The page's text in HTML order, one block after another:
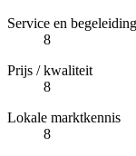
Service en begeleiding
8
Prijs / kwaliteit
8
Lokale marktkennis
8